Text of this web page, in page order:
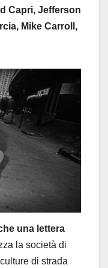
Capri, Jefferson
Mike Carroll,
una lettera
la società di
di strada